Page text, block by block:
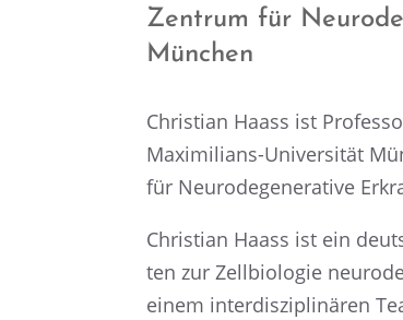
Zentrum für
München
Chris­tian Haass ist
Maximi­li­ans-Univer­si­tät
für Neuro­de­ge­nera­tive
Chris­tian Haass ist ein
ten zur Zellbio­lo­gie
einem inter­dis­zi­pli­nä­ren